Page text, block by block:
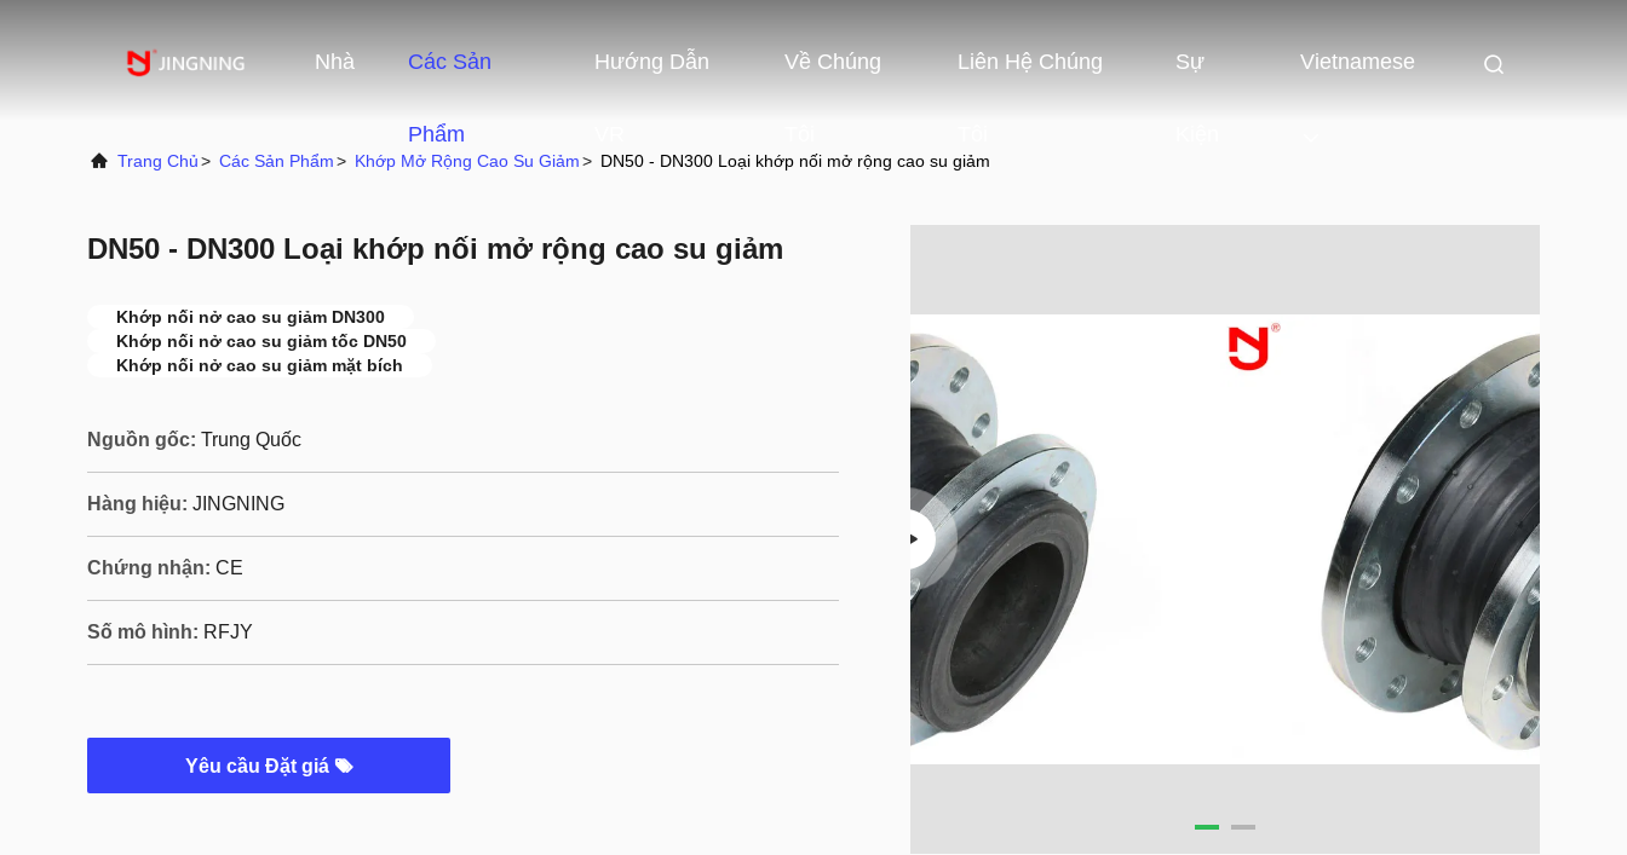
Nhà Các Sản
Phẩm
Hướng Dẫn Về Chúng Liên Hệ Chúng Sự Vietnamese
Trang Chủ> Các Sản Phẩm> Khớp Mở Rộng Cao Su Giảm> DN50 - DN300 Loại khớp nối mở rộng cao su giảm
DN50 - DN300 Loại khớp nối mở rộng cao su giảm
Khớp nối nở cao su giảm DN300
Khớp nối nở cao su giảm tốc DN50
Khớp nối nở cao su giảm mặt bích
Nguồn gốc: Trung Quốc
Hàng hiệu: JINGNING
Chứng nhận: CE
Số mô hình: RFJY
Yêu cầu Đặt giá